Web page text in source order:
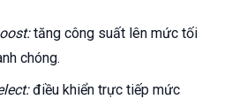
tăng công suất lên mức tối
chóng.
điều khiển trực tiếp mức